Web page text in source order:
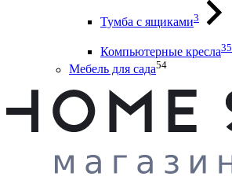
Тумба с ящиками3
Компьютерные кресла35
Мебель для сада54